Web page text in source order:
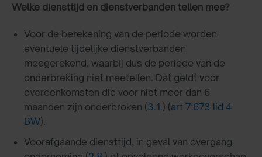
Welke diensttijd en dienstverbanden tellen mee?
Voor de berekening van de periode worden
eventuele tijdelijke dienstverbanden
meegerekend, waarbij dus de periode van de
onderbreking niet meetellen. Dat geldt voor
overeenkomsten die voor niet meer dan 6
maanden zijn onderbroken (3.1.) (art 7:673 lid 4
BW).
Voorafgaande diensttijd, in geval van overgang